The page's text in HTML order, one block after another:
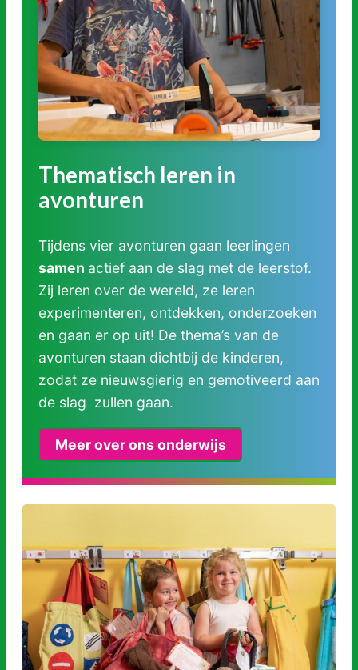
Thematisch leren in
avonturen
Tijdens vier avonturen gaan leerlingen
samen actief aan de slag met de leerstof.
Zij leren over de wereld, ze leren
experimenteren, ontdekken, onderzoeken
en gaan er op uit! De thema’s van de
avonturen staan dichtbij de kinderen,
zodat ze nieuwsgierig en gemotiveerd aan
de slag zullen gaan.
Meer over ons onderwijs